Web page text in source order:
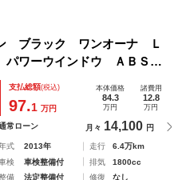
ブラック ワンオーナ Ｌ
パワーウインドウ ＡＢＳ
＆ＴＶ 盗難防止システム
３列シート ＥＴＣ オート
支払総額(税込)
97.1 万円
本体価格
84.3
万円
諸費用
12.8
万円
常ローン 月々 14,100 円
式 2013年 走行
6.4万km
検
車検整備付 排気
1800cc
備
法定整備付 修復
なし